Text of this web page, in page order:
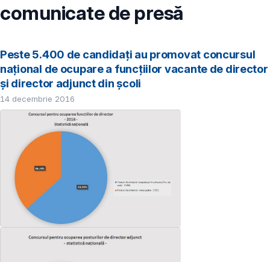
comunicate de presă
Peste 5.400 de candidați au promovat concursul
național de ocupare a funcţiilor vacante de director
şi director adjunct din școli
14 decembrie 2016